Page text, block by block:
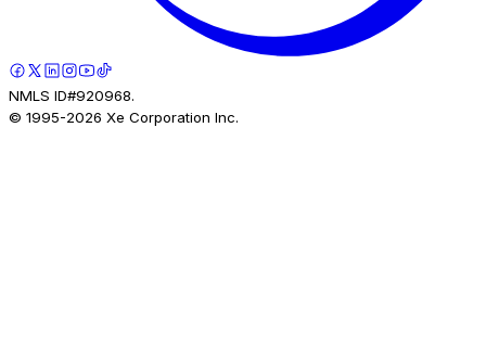
NMLS ID#920968.
© 1995-2026 Xe Corporation Inc.